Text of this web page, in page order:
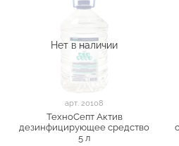
Нет в наличии
арт. 20108
ТехноСепт Актив
дезинфицирующее средство
5 л